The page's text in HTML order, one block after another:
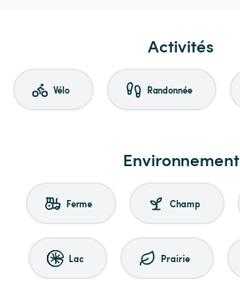
Activités
Vélo Randonnée
Environnement
Ferme Champ
Lac Prairie